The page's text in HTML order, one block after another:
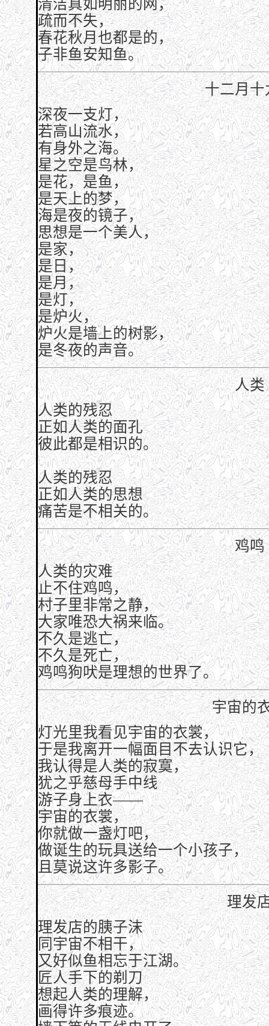
清洁真如明丽的网，
疏而不失，
春花秋月也都是的，
子非鱼安知鱼。
十二月十
深夜一支灯，
若高山流水，
有身外之海。
星之空是鸟林，
是花，是鱼，
是天上的梦，
海是夜的镜子，
思想是一个美人，
是家，
是日，
是月，
是灯，
是炉火，
炉火是墙上的树影，
是冬夜的声音。
人类
人类的残忍
正如人类的面孔
彼此都是相识的。
人类的残忍
正如人类的思想
痛苦是不相关的。
鸡鸣
人类的灾难
止不住鸡鸣，
村子里非常之静，
大家唯恐大祸来临。
不久是逃亡，
不久是死亡，
鸡鸣狗吠是理想的世界了。
宇宙的
灯光里我看见宇宙的衣裳，
于是我离开一幅面目不去认识它，
我认得是人类的寂寞，
犹之乎慈母手中线
游子身上衣——
宇宙的衣裳，
你就做一盏灯吧，
做诞生的玩具送给一个小孩子，
且莫说这许多影子。
理发
理发店的胰子沫
同宇宙不相干，
又好似鱼相忘于江湖。
匠人手下的剃刀
想起人类的理解，
画得许多痕迹。